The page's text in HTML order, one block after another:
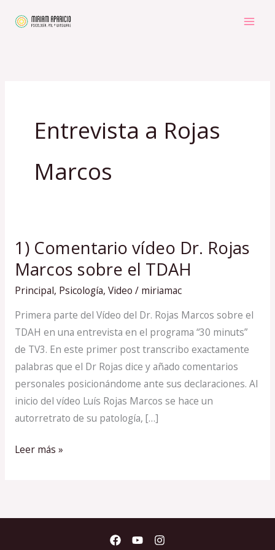
Entrevista a Rojas
Marcos
1) Comentario vídeo Dr. Rojas
Marcos sobre el TDAH
Principal, Psicología, Video / miriamac
Primera parte del Vídeo del Dr. Rojas Marcos sobre el
TDAH en una entrevista en el programa “30 minuts”
de TV3. En este primer post transcribo exactamente
palabras que el Dr Rojas dice y añado comentarios
personales posicionándome ante sus declaraciones. Al
inicio del vídeo Luís Rojas Marcos se hace un
autorretrato de su patología, […]
1)
Comentario
vídeo
Dr.
Rojas
Marcos
sobre
el
TDAH
Leer más »